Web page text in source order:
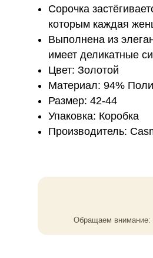
Сорочка
которым каждая
Выполнена из
имеет деликатные
Цвет: Золотой
Материал: 94%
Размер: 42-44
Упаковка: Коробка
Производитель:
Обращаем внимание: